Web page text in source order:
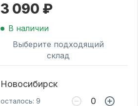
Масла для лодочных
моторов
3 090 ₽
В наличии
Выберите подходящий
склад
Новосибирск
осталось: 9